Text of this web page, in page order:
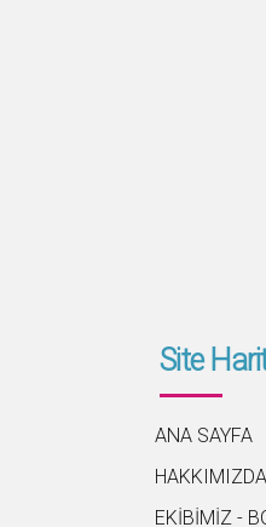
Site
ANA SAYFA
HAKKIMIZDA
EKİBİMİZ -